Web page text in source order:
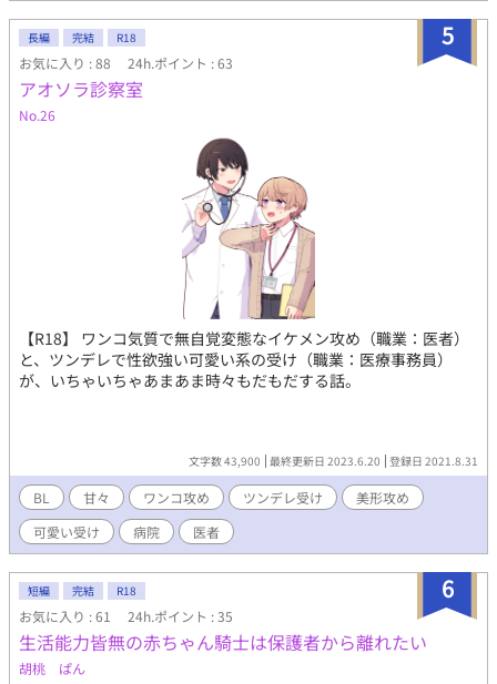
・じれじれ、もだもだ、すったもんだの挙げ句の元サヤです。苦
手な方はこのまま閉じてくださいませ。 ✩エブリスタ様にて、特
集ページに掲載されました！
5
長編 完結 R18
お気に入り : 88 24h.ポイント : 63
アオソラ診察室
No.26
【R18】 ワンコ気質で無自覚変態なイケメン攻め（職業：医者）
と、ツンデレで性欲強い可愛い系の受け（職業：医療事務員）
が、いちゃいちゃあまあま時々もだもだする話。
文字数 43,900 最終更新日 2023.6.20 登録日 2021.8.31
BL 甘々 ワンコ攻め ツンデレ受け
美形攻め
可愛い受け
病院 医者
6
短編 完結 R18
お気に入り : 61 24h.ポイント : 35
生活能力皆無の赤ちゃん騎士は保護者から離れたい
胡桃 ぱん